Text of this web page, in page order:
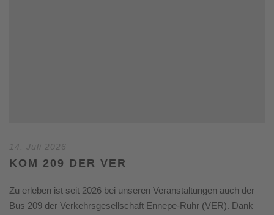
14. Juli 2026
KOM 209 DER VER
Zu erleben ist seit 2026 bei unseren Veranstaltungen auch der
Bus 209 der Verkehrsgesellschaft Ennepe-Ruhr (VER). Dank